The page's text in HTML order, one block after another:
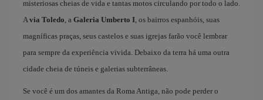
misteriosas cheias de vida e tantas motos circulando por todo o lado.
Avia Toledo, a Galeria Umberto I, os bairros espanhóis, suas
magníficas praças, seus castelos e suas igrejas farão você lembrar
para sempre da experiência vivida. Debaixo da terra há uma outra
cidade cheia de túneis e galerias subterrâneas.
Se você é um dos amantes da Roma Antiga, não pode perder o